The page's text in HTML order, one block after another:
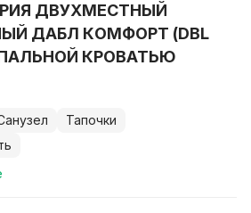
ДВУХМЕСТНЫЙ
ДАБЛ КОМФОРТ (DBL
КРОВАТЬЮ
санузел
тапочки